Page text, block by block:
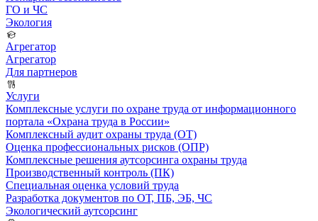
ГО и ЧС
Экология
Агрегатор
Агрегатор
Для партнеров
Услуги
Комплексные услуги по охране труда от информационного
портала «Охрана труда в России»
Комплексный аудит охраны труда (ОТ)
Оценка профессиональных рисков (ОПР)
Комплексные решения аутсорсинга охраны труда
Производственный контроль (ПК)
Специальная оценка условий труда
Разработка документов по ОТ, ПБ, ЭБ, ЧС
Экологический аутсорсинг